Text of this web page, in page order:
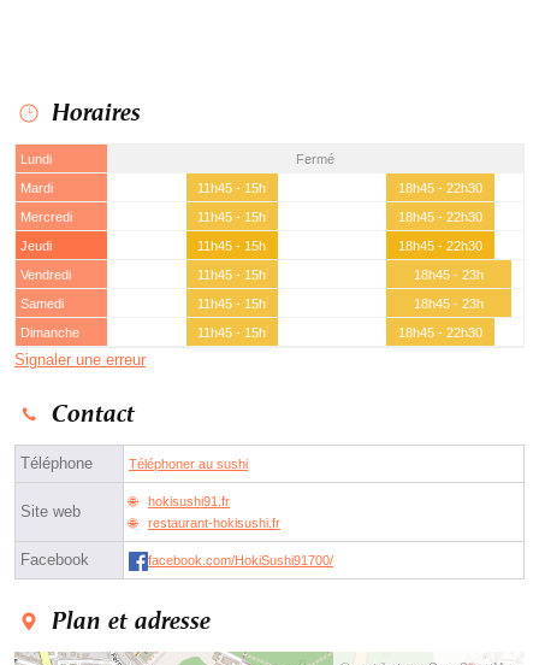
Horaires
Lundi
Fermé
Mardi
11h45 - 15h
18h45 - 22h30
Mercredi
11h45 - 15h
18h45 - 22h30
Jeudi
11h45 - 15h
18h45 - 22h30
Vendredi
11h45 - 15h
18h45 - 23h
Samedi
11h45 - 15h
18h45 - 23h
Dimanche
11h45 - 15h 18h45 - 22h30
Signaler une erreur
Contact
Téléphone Téléphoner au sushi
Site web
hokisushi91.fr
restaurant-hokisushi.fr
Facebook facebook.com/HokiSushi91700/
Plan et adresse